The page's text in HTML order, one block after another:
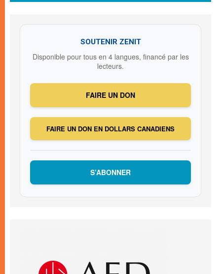
SOUTENIR ZENIT
Disponible pour tous en 4 langues, financé par les
lecteurs.
FAIRE UN DON
FAIRE UN DON EN DOLLARS CANADIENS
S’ABONNER